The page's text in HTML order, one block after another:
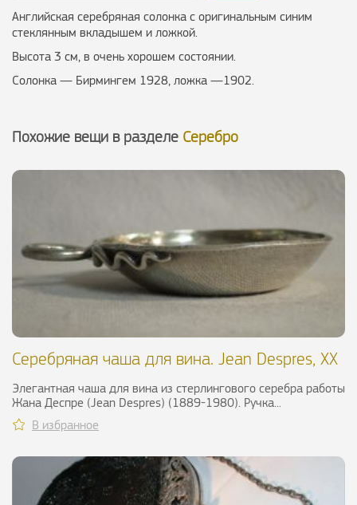
Английская серебряная солонка с оригинальным синим
стеклянным вкладышем и ложкой.
Высота 3 см, в очень хорошем состоянии.
Солонка — Бирмингем 1928, ложка —1902.
Похожие вещи в разделе Серебро
Серебряная чаша для вина. Jean Despres, ХХ
Элегантная чаша для вина из стерлингового серебра работы
Жана Деспре (Jean Despres) (1889-1980). Ручка...
В избранное